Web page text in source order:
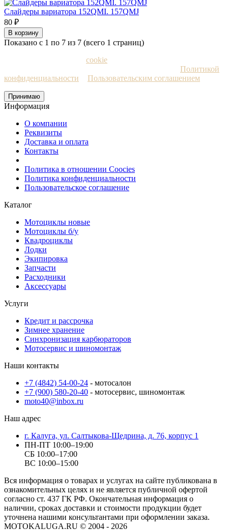
Слайдеры вариатора 152QMI. 157QMJ
80 ₽
В корзину
Показано с 1 по 7 из 7 (всего 1 страниц)
cookie
Политикой
конфиденциальности
Пользовательским соглашением
Принимаю
Информация
О компании
Реквизиты
Доставка и оплата
Контакты
Политика в отношении Coocies
Политика конфиденциальности
Пользовательское соглашение
Каталог
Мотоциклы новые
Мотоциклы б/у
Квадроциклы
Лодки
Экипировка
Запчасти
Расходники
Аксессуары
Услуги
Кредит и рассрочкa
Зимнее хранение
Синхронизация карбюраторов
Мотосервис и шиномонтаж
Наши контакты
+7 (4842) 54-00-24 - мотосалон
+7 (900) 580-20-40 - мотосервис, шиномонтаж
moto40@inbox.ru
Наш адрес
г. Калуга, ул. Салтыкова-Щедрина, д. 76, корпус 1
ПН-ПТ 10:00–19:00
СБ 10:00–17:00
ВС 10:00–15:00
Вся информация о товарах и услугах на сайте публикована в
ознакомительных целях и не является публичной офертой
согласно ст. 437 ГК РФ. Окончательная информация о
наличии, сроках доставки и стоимости продукции будет
уточнена нашими консультантами при оформлении заказа.
MOTOKALUGA.RU © 2004 - 2026